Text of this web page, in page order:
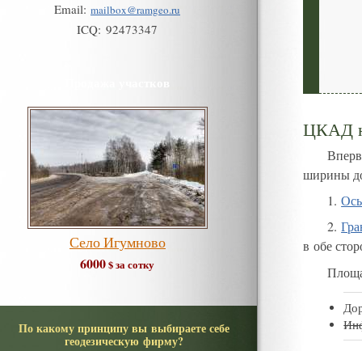
Email: mailbox@ramgeo.ru
ICQ: 92473347
Село Игумново
6000$ за сотку
По какому принципу вы выбираете себе
геодезическую фирму?
ЦКАД
ширины
1.
2.
в обе